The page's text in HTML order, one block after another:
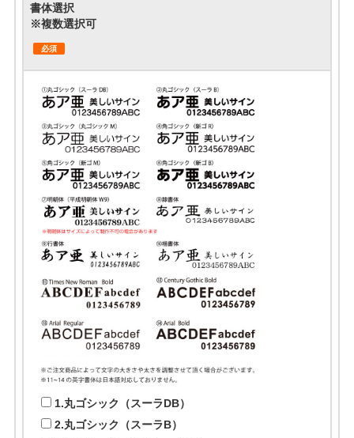
書体選択
※複数選択可
必須
1.丸ゴシック（スーラDB）
2.丸ゴシック（スーラB）